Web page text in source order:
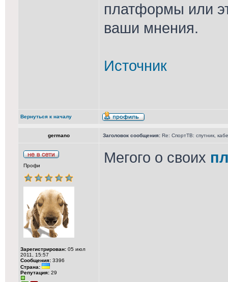
платформы или
ваши мнения.
Источник
Вернуться к началу
germano Заголовок сообщения: Re: СпортТВ: спутник,
Профи
Зарегистрирован: 05 июл
2011, 15:57
Сообщения: 3396
Страна:
Репутация: 29
Мегого о своих